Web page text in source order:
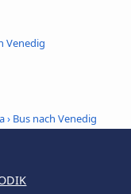
Venedig
› Bus nach Venedig